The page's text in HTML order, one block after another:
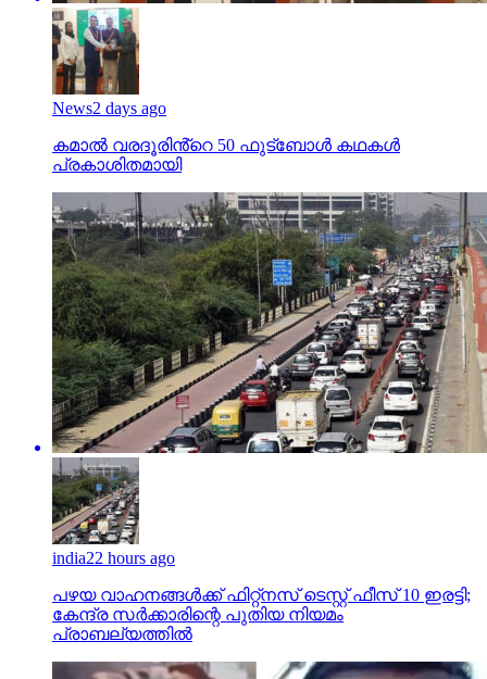
News2 days ago
കമാൽ വരദൂരിൻ്റെ 50 ഫുട്ബോൾ കഥകൾ
പ്രകാശിതമായി
india22 hours ago
പഴയ വാഹനങ്ങള്‍ക്ക് ഫിറ്റ്‌നസ് ടെസ്റ്റ് ഫീസ് 10 ഇരട്ടി;
കേന്ദ്ര സര്‍ക്കാരിന്റെ പുതിയ നിയമം
പ്രാബല്യത്തില്‍